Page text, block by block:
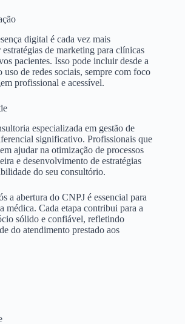
digital é cada vez mais
de marketing para clínicas
pacientes. Isso pode incluir desde a
uso de redes sociais, sempre com foco
profissional e acessível.
especializada em gestão de
significativo. Profissionais que
ajudar na otimização de processos
e desenvolvimento de estratégias
do seu consultório.
a abertura do CNPJ é essencial para
médica. Cada etapa contribui para a
sólido e confiável, refletindo
do atendimento prestado aos